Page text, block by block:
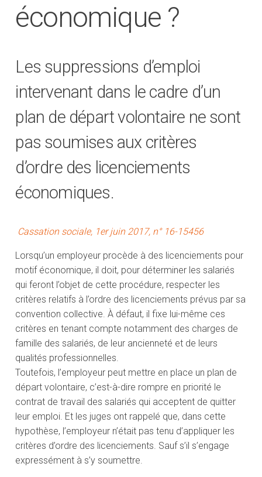
économique ?
Les suppressions d’emploi
intervenant dans le cadre d’un
plan de départ volontaire ne sont
pas soumises aux critères
d’ordre des licenciements
économiques.
Cassation sociale, 1er juin 2017, n° 16-15456
Lorsqu’un employeur procède à des licenciements pour
motif économique, il doit, pour déterminer les salariés
qui feront l’objet de cette procédure, respecter les
critères relatifs à l’ordre des licenciements prévus par sa
convention collective. À défaut, il fixe lui-même ces
critères en tenant compte notamment des charges de
famille des salariés, de leur ancienneté et de leurs
qualités professionnelles.
Toutefois, l’employeur peut mettre en place un plan de
départ volontaire, c’est-à-dire rompre en priorité le
contrat de travail des salariés qui acceptent de quitter
leur emploi. Et les juges ont rappelé que, dans cette
hypothèse, l’employeur n’était pas tenu d’appliquer les
critères d’ordre des licenciements. Sauf s’il s’engage
expressément à s’y soumettre.